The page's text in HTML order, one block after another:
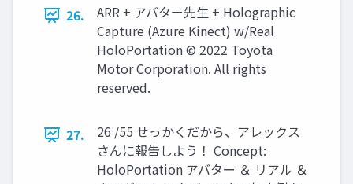
26.
ARR + アバター先生 + Holographic
Capture (Azure Kinect) w/Real
HoloPortation © 2022 Toyota
Motor Corporation. All rights
reserved.
27.
26 /55 せっかくだから、アレックス
さんに報告しよう！ Concept:
HoloPortation アバター ＆ リアル ＆